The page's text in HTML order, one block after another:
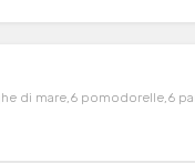
di mare,6 pomodorelle,6